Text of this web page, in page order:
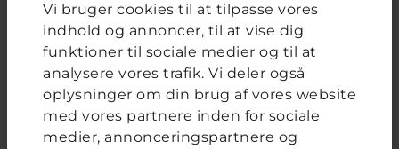
Vi bruger cookies til at tilpasse vores
indhold og annoncer, til at vise dig
funktioner til sociale medier og til at
analysere vores trafik. Vi deler også
oplysninger om din brug af vores website
med vores partnere inden for sociale
medier, annonceringspartnere og
at kaste op. De seneste to uger har jeg følt mig
svimmel, træt, mit hjerte...
Lukas, frivillig uddannet ungerådgiver hos Cyberhus
svaret på dette spørgsmål